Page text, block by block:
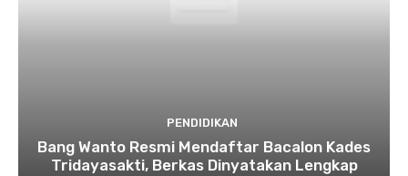
PENDIDIKAN
Bang Wanto Resmi Mendaftar Bacalon Kades
Tridayasakti, Berkas Dinyatakan Lengkap